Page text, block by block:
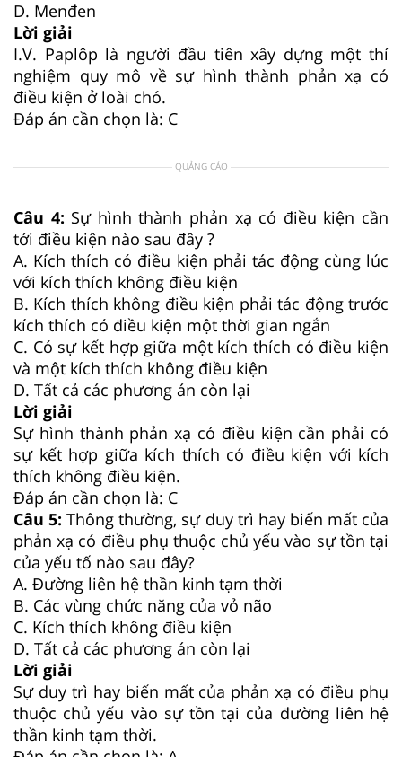
D. Menđen
Lời giải
I.V. Paplôp là người đầu tiên xây dựng một thí
nghiệm quy mô về sự hình thành phản xạ có
điều kiện ở loài chó.
Đáp án cần chọn là: C
QUẢNG CÁO
Câu 4: Sự hình thành phản xạ có điều kiện cần
tới điều kiện nào sau đây ?
A. Kích thích có điều kiện phải tác động cùng lúc
với kích thích không điều kiện
B. Kích thích không điều kiện phải tác động trước
kích thích có điều kiện một thời gian ngắn
C. Có sự kết hợp giữa một kích thích có điều kiện
và một kích thích không điều kiện
D. Tất cả các phương án còn lại
Lời giải
Sự hình thành phản xạ có điều kiện cần phải có
sự kết hợp giữa kích thích có điều kiện với kích
thích không điều kiện.
Đáp án cần chọn là: C
Câu 5:Thông thường, sự duy trì hay biến mất của
phản xạ có điều phụ thuộc chủ yếu vào sự tồn tại
của yếu tố nào sau đây?
A. Đường liên hệ thần kinh tạm thời
B. Các vùng chức năng của vỏ não
C. Kích thích không điều kiện
D. Tất cả các phương án còn lại
Lời giải
Sự duy trì hay biến mất của phản xạ có điều phụ
thuộc chủ yếu vào sự tồn tại của đường liên hệ
thần kinh tạm thời.